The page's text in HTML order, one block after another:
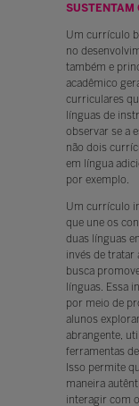
USTENTAM
Um currículo
no
também e
acadêmico
curriculares
línguas de
observar se a
não dois
em língua
por exemplo.
Um currículo
que une os
duas línguas
invés de tratar
busca
línguas. Essa
por meio de
alunos
abrangente,
ferramentas
Isso permite
maneira
interagir com